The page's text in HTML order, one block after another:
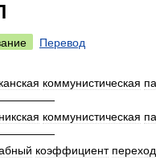
Перевод
коммунистическая
коммунистическая
коэффициент